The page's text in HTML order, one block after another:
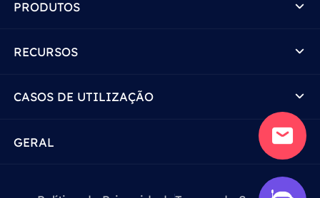
PRODUTOS
RECURSOS
CASOS DE UTILIZAÇÃO
GERAL